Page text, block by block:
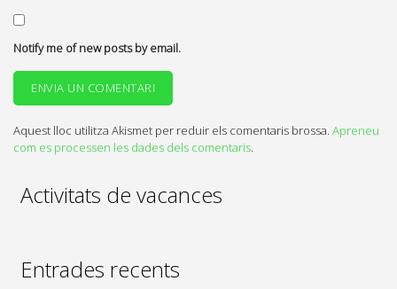
Notify me of new posts by email.
Aquest lloc utilitza Akismet per reduir els comentaris brossa. Apreneu
com es processen les dades dels comentaris.
Activitats de vacances
Entrades recents